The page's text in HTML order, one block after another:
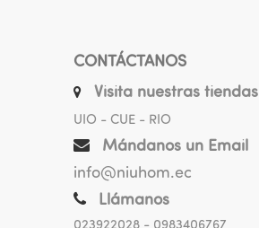
CONTÁCTANOS
Visita nuestras tiendas
UIO - CUE - RIO
Mándanos un Email
info@niuhom.ec
Llámanos